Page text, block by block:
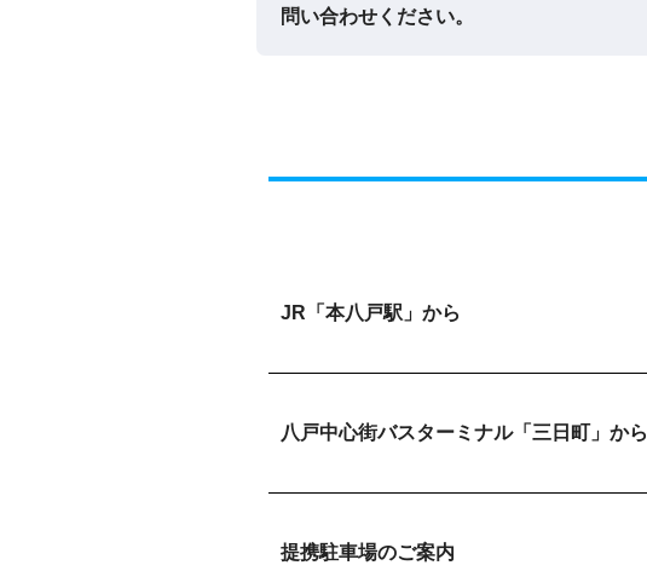
問い合わせください。
JR「本八戸駅」から
八戸中心街バスターミナル「三日町」から
提携駐車場のご案内